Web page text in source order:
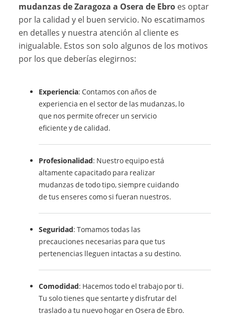
mudanzas de Zaragoza a Osera de Ebro es optar
por la calidad y el buen servicio. No escatimamos
en detalles y nuestra atención al cliente es
inigualable. Estos son solo algunos de los motivos
por los que deberías elegirnos:
Experiencia: Contamos con años de
experiencia en el sector de las mudanzas, lo
que nos permite ofrecer un servicio
eficiente y de calidad.
Profesionalidad: Nuestro equipo está
altamente capacitado para realizar
mudanzas de todo tipo, siempre cuidando
de tus enseres como si fueran nuestros.
Seguridad: Tomamos todas las
precauciones necesarias para que tus
pertenencias lleguen intactas a su destino.
Comodidad: Hacemos todo el trabajo por ti.
Tu solo tienes que sentarte y disfrutar del
traslado a tu nuevo hogar en Osera de Ebro.